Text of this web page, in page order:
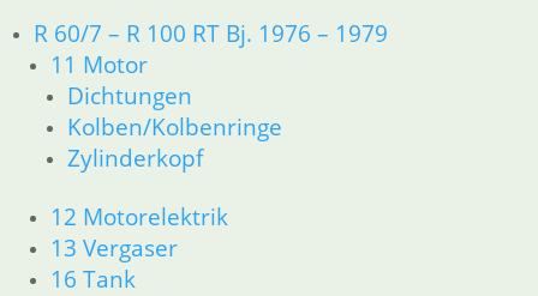
R 60/7 – R 100 RT Bj. 1976 – 1979
11 Motor
Dichtungen
Kolben/Kolbenringe
Zylinderkopf
12 Motorelektrik
13 Vergaser
16 Tank
1
2
3
→
Shop
Ersatzteile nach Modell
K-Modell